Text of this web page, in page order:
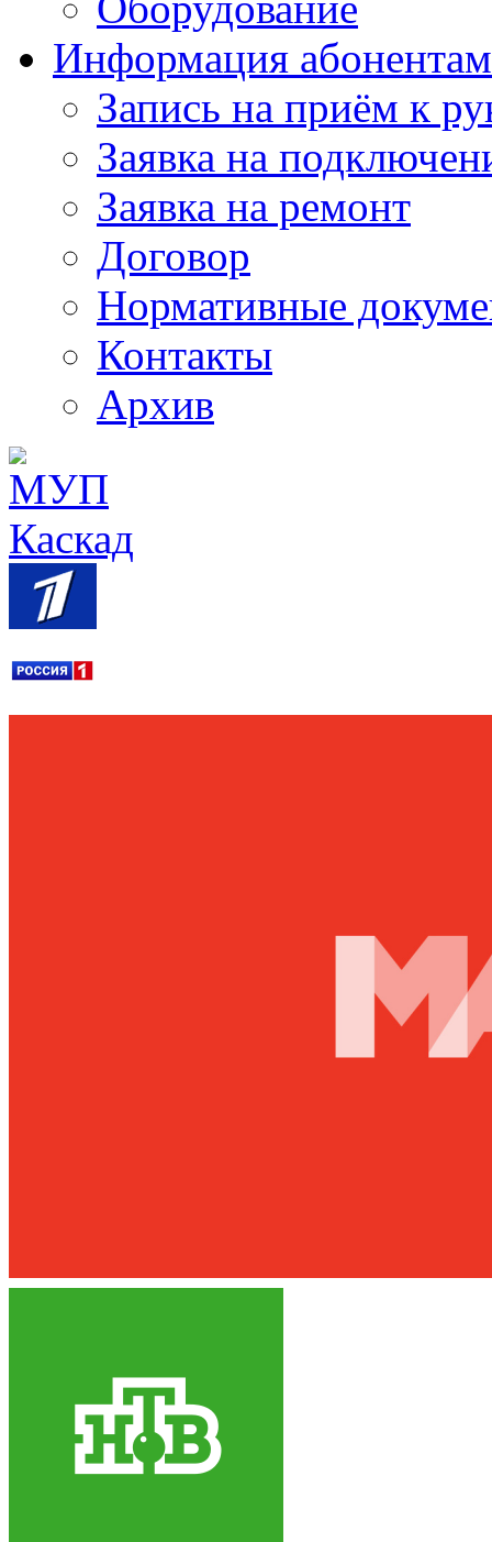
Информация абонентам
Запись на приём к
Заявка на
Заявка на ремонт
Договор
Нормативные
Контакты
Архив